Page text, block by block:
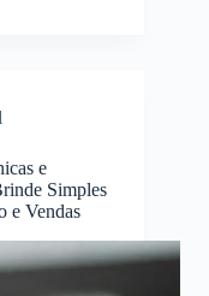
e
Simples
e Vendas